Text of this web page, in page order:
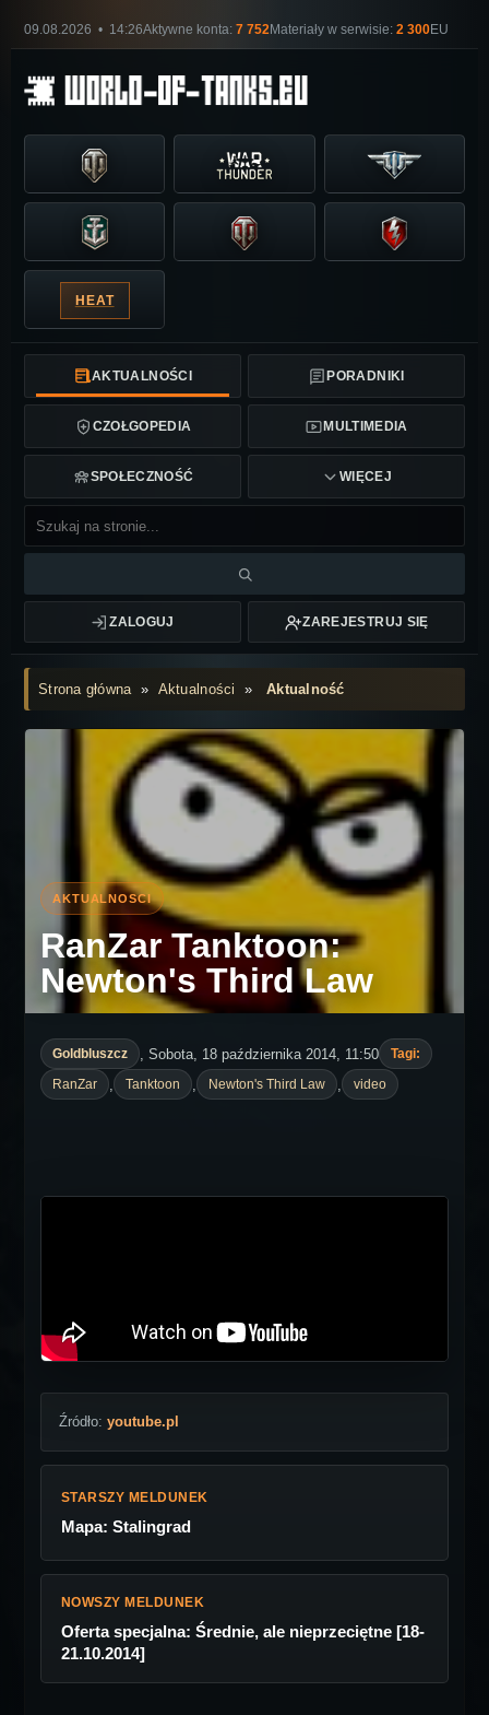
09.08.2026 • 14:26Aktywne konta: 7 752Materiały w serwisie: 2 300EU
HEAT
AKTUALNOŚCI PORADNIKI
CZOŁGOPEDIA MULTIMEDIA
SPOŁECZNOŚĆ WIĘCEJ
ZALOGUJ ZAREJESTRUJ SIĘ
Strona główna» Aktualności »Aktualność
RanZar Tanktoon:
Newton's Third Law
Goldbluszcz , Sobota, 18 października 2014, 11:50
Tagi:
RanZar
Tanktoon Newton's Third Law video
Źródło: youtube.pl
STARSZY MELDUNEK
Mapa: Stalingrad
NOWSZY MELDUNEK
Oferta specjalna: Średnie, ale nieprzeciętne [18-
21.10.2014]